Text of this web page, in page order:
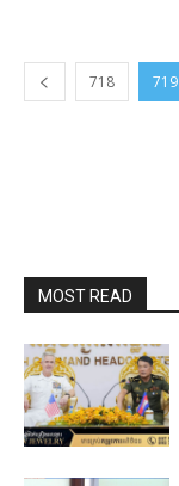
718 719
MOST READ